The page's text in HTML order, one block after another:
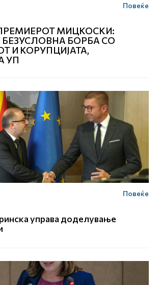
Повеќе
МИЦКОСКИ:
БОРБА СО
И КОРУПЦИЈАТА,
УП
Повеќе
управа доделување